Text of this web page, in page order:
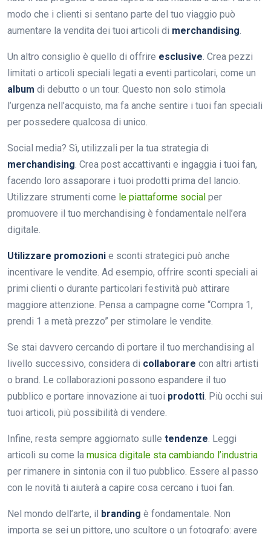
modo che i clienti si sentano parte del tuo viaggio può
aumentare la vendita dei tuoi articoli di merchandising
Un altro consiglio è quello di offrire esclusive . Crea pezzi
limitati o articoli speciali legati a eventi particolari, come un
album di debutto o un tour. Questo non solo stimola
l’urgenza nell’acquisto, ma fa anche sentire i tuoi fan speciali
per possedere qualcosa di unico.
Social media? Sì, utilizzali per la tua strategia di
merchandising . Crea post accattivanti e ingaggia i tuoi fan,
facendo loro assaporare i tuoi prodotti prima del lancio.
Utilizzare strumenti come le piattaforme social per
promuovere il tuo merchandising è fondamentale nell’era
digitale.
Utilizzare promozioni e sconti strategici può anche
incentivare le vendite. Ad esempio, offrire sconti speciali ai
primi clienti o durante particolari festività può attirare
maggiore attenzione. Pensa a campagne come “Compra 1,
prendi 1 a metà prezzo” per stimolare le vendite.
Se stai davvero cercando di portare il tuo merchandising al
livello successivo, considera di collaborare con altri artisti
o brand. Le collaborazioni possono espandere il tuo
pubblico e portare innovazione ai tuoi prodotti . Più occhi sui
tuoi articoli, più possibilità di vendere.
Infine, resta sempre aggiornato sulle tendenze . Leggi
articoli su come la musica digitale sta cambiando l’industria
per rimanere in sintonia con il tuo pubblico. Essere al passo
con le novità ti aiuterà a capire cosa cercano i tuoi fan.
Nel mondo dell’arte, il branding è fondamentale. Non
importa se sei un pittore, uno scultore o un fotografo: avere